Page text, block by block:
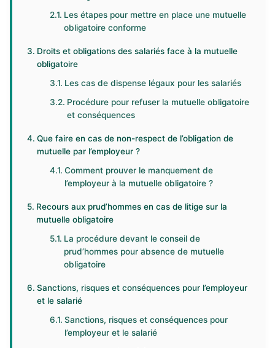
Les étapes pour mettre en place une mutuelle
obligatoire conforme
Droits et obligations des salariés face à la mutuelle
obligatoire
Les cas de dispense légaux pour les salariés
Procédure pour refuser la mutuelle obligatoire
et conséquences
Que faire en cas de non-respect de l’obligation de
mutuelle par l’employeur ?
Comment prouver le manquement de
l’employeur à la mutuelle obligatoire ?
Recours aux prud’hommes en cas de litige sur la
mutuelle obligatoire
La procédure devant le conseil de
prud’hommes pour absence de mutuelle
obligatoire
Sanctions, risques et conséquences pour l’employeur
et le salarié
Sanctions, risques et conséquences pour
l’employeur et le salarié